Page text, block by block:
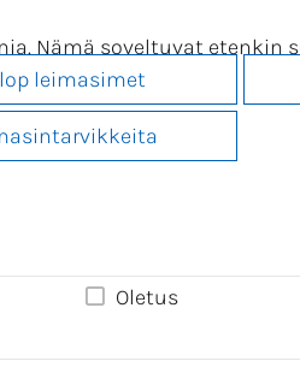
Nämä soveltuvat
säilytetään
ja
parastamallikuvaa
Ruudulle avautuu
leimasimet
Oletus